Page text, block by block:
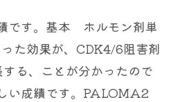
です。基本 ホルモン剤単
た効果が、CDK4/6阻害剤
る、ことが分かったので
い成績です。PALOMA2